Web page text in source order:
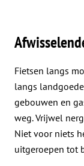
Fietsen langs
langs
gebouwen en
weg. Vrijwel
Niet voor niets
uitgeroepen tot